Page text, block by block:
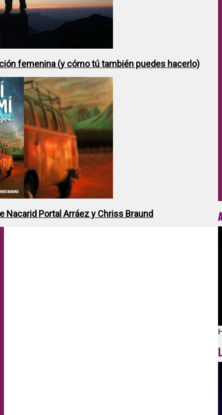
femenina (y cómo tú también puedes hacerlo)
Nacarid Portal Arráez y Chriss Braund